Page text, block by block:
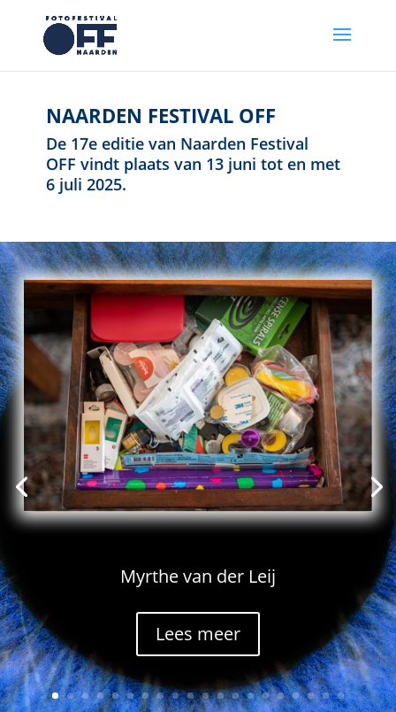
NAARDEN FESTIVAL OFF
De 17e editie van Naarden Festival
OFF vindt plaats van 13 juni tot en met
6 juli 2025.
Myrthe van der Leij
Lees meer